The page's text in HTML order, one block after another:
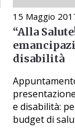
15 Maggio
“Alla
disabilità
e disabilità:
budget di